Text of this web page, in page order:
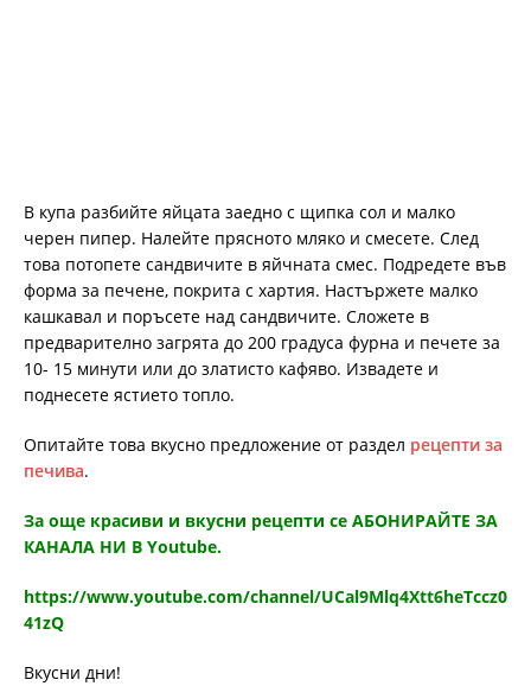
В купа разбийте яйцата заедно с щипка сол и малко
черен пипер. Налейте прясното мляко и смесете. След
това потопете сандвичите в яйчната смес. Подредете във
форма за печене, покрита с хартия. Настържете малко
кашкавал и поръсете над сандвичите. Сложете в
предварително загрята до 200 градуса фурна и печете за
10- 15 минути или до златисто кафяво. Извадете и
поднесете ястието топло.
Опитайте това вкусно предложение от раздел рецепти за
печива.
За още красиви и вкусни рецепти се АБОНИРАЙТЕ ЗА
КАНАЛА НИ В Youtube.
https://www.youtube.com/channel/UCal9Mlq4Xtt6heTccz0
41zQ
Вкусни дни!